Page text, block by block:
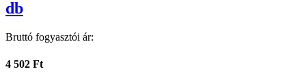
db
Bruttó fogyasztói ár:
4 502 Ft